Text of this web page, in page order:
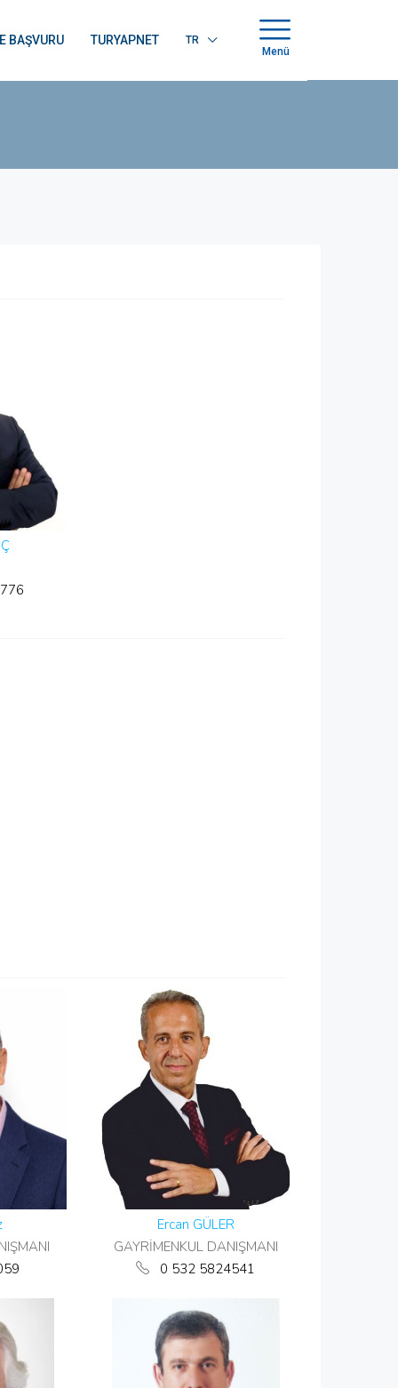
BAŞVURU TURYAPNET
TR
Menü
Ercan GÜLER
GAYRİMENKUL DANIŞMANI
0 532 5824541